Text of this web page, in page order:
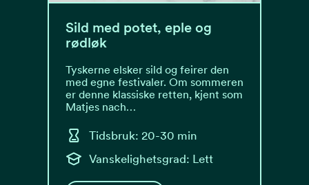
Sild med potet, eple og
rødløk
Tyskerne elsker sild og feirer den
med egne festivaler. Om sommeren
er denne klassiske retten, kjent som
Matjes nach…
Tidsbruk: 20-30 min
Vanskelighetsgrad: Lett